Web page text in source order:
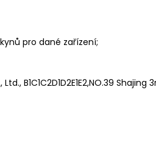
pro dané zařízení;
B1C1C2D1D2E1E2,NO.39